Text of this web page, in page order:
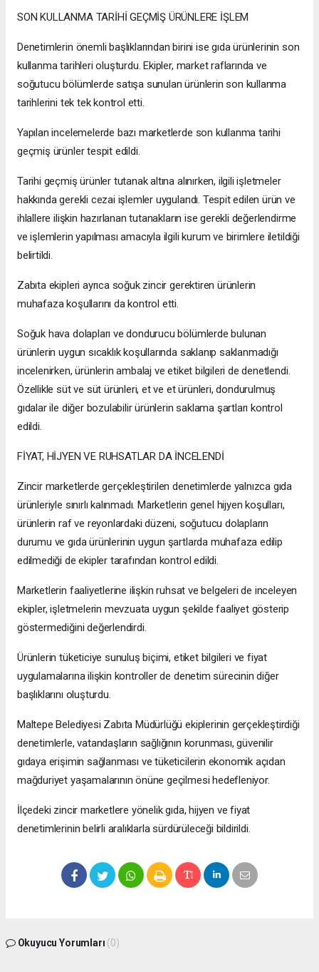
SON KULLANMA TARİHİ GEÇMİŞ ÜRÜNLERE İŞLEM
Denetimlerin önemli başlıklarından birini ise gıda ürünlerinin son
kullanma tarihleri oluşturdu. Ekipler, market raflarında ve
soğutucu bölümlerde satışa sunulan ürünlerin son kullanma
tarihlerini tek tek kontrol etti.
Yapılan incelemelerde bazı marketlerde son kullanma tarihi
geçmiş ürünler tespit edildi.
Tarihi geçmiş ürünler tutanak altına alınırken, ilgili işletmeler
hakkında gerekli cezai işlemler uygulandı. Tespit edilen ürün ve
ihlallere ilişkin hazırlanan tutanakların ise gerekli değerlendirme
ve işlemlerin yapılması amacıyla ilgili kurum ve birimlere iletildiği
belirtildi.
Zabıta ekipleri ayrıca soğuk zincir gerektiren ürünlerin
muhafaza koşullarını da kontrol etti.
Soğuk hava dolapları ve dondurucu bölümlerde bulunan
ürünlerin uygun sıcaklık koşullarında saklanıp saklanmadığı
incelenirken, ürünlerin ambalaj ve etiket bilgileri de denetlendi.
Özellikle süt ve süt ürünleri, et ve et ürünleri, dondurulmuş
gıdalar ile diğer bozulabilir ürünlerin saklama şartları kontrol
edildi.
FİYAT, HİJYEN VE RUHSATLAR DA İNCELENDİ
Zincir marketlerde gerçekleştirilen denetimlerde yalnızca gıda
ürünleriyle sınırlı kalınmadı. Marketlerin genel hijyen koşulları,
ürünlerin raf ve reyonlardaki düzeni, soğutucu dolapların
durumu ve gıda ürünlerinin uygun şartlarda muhafaza edilip
edilmediği de ekipler tarafından kontrol edildi.
Marketlerin faaliyetlerine ilişkin ruhsat ve belgeleri de inceleyen
ekipler, işletmelerin mevzuata uygun şekilde faaliyet gösterip
göstermediğini değerlendirdi.
Ürünlerin tüketiciye sunuluş biçimi, etiket bilgileri ve fiyat
uygulamalarına ilişkin kontroller de denetim sürecinin diğer
başlıklarını oluşturdu.
Maltepe Belediyesi Zabıta Müdürlüğü ekiplerinin gerçekleştirdiği
denetimlerle, vatandaşların sağlığının korunması, güvenilir
gıdaya erişimin sağlanması ve tüketicilerin ekonomik açıdan
mağduriyet yaşamalarının önüne geçilmesi hedefleniyor.
İlçedeki zincir marketlere yönelik gıda, hijyen ve fiyat
denetimlerinin belirli aralıklarla sürdürüleceği bildirildi.
Okuyucu Yorumları (0)